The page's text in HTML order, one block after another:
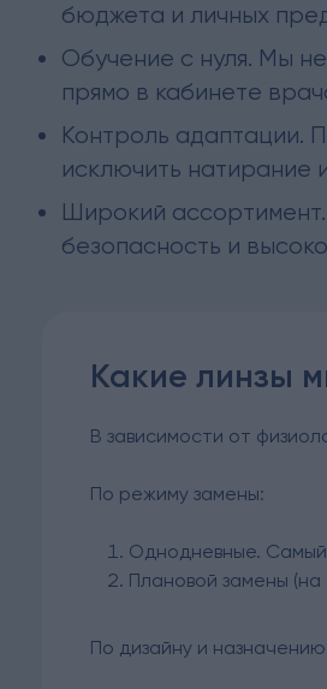
бюджета и личных
Обучение с нуля. Мы
прямо в кабинете
Контроль адаптации.
исключить натирание
Широкий
безопасность и
Какие линзы
В зависимости от
По режиму замены:
Однодневные. Самый
Плановой замены
По дизайну и